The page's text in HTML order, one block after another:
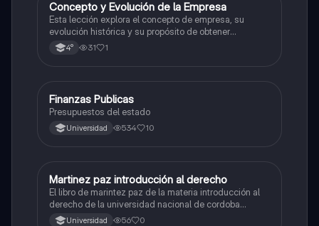
Ciencia Política
Concepto y Evolución de la Empresa
Esta lección explora el concepto de empresa, su
evolución histórica y su propósito de obtener
beneficios económicos a través de diversas
actividades.
4° 31 1
Ciencia Política
Finanzas Publicas
Presupuestos del estado
Universidad 534 10
Historia
Martinez paz introducción al derecho
El libro de marintez paz de la materia introducción al
derecho de la universidad nacional de cordoba
Argentina
Universidad 56 0